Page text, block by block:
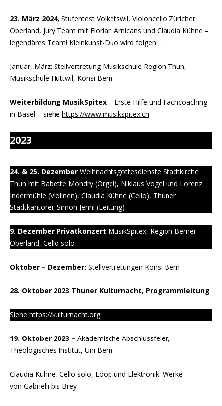
23. März 2024, Stufentest Volketswil, Violoncello Züricher
Oberland, Jury Team mit Florian Arnicans und Claudia Kühne –
legendäres Team! Kleinkunst-Duo wird folgen…
Januar, März: Stellvertretung Musikschule Region Thun,
Musikschule Huttwil, Konsi Bern
Weiterbildung MusikSpitex – Erste Hilfe und Fachcoaching
in Basel – siehe https://www.musikspitex.ch
2023
24. & 25. Dezember Weihnachtsgottesdienste Stadtkirche
Thun mit Babette Mondry (Orgel), Niklaus Vogel und Lorenz
Indermühle (Violinen), Claudia Kühne (Cello), Thuner
Stadtkantorei, Simon Jenni (Leitung)
9. Dezember Privatkonzert MusikSpitex, Region Berner
Oberland, Cello solo
Oktober – Dezember: Stellvertretungen Konsi Bern
28. Oktober 2023 Thuner Kulturnacht, Programmleitung
Siehe https://kulturnacht.org
19. Oktober 2023 – Akademische Abschlussfeier,
Theologisches Institut, Uni Bern
Claudia Kühne, Cello solo, Loop und Elektronik. Werke
von Gabrielli bis Brey